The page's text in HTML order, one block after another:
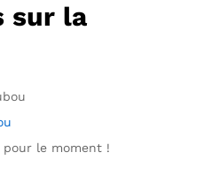
sur la
le moment !